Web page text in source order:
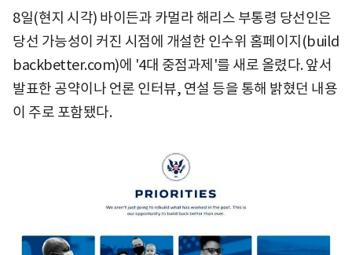
8일(현지 시각) 바이든과 카멀라 해리스 부통령 당선인은
당선 가능성이 커진 시점에 개설한 인수위 홈페이지(build
backbetter.com)에 '4대 중점과제'를 새로 올렸다. 앞서
발표한 공약이나 언론 인터뷰, 연설 등을 통해 밝혔던 내용
이 주로 포함됐다.